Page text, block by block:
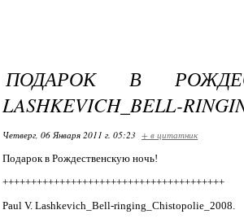
ПОДАРОК В
LASHKEVICH_BELL-
Четверг, 06 Января 2011 г. 05:23 + в цитатник
Подарок в Рождественскую ночь!
+++++++++++++++++++++++++++++++++++++++
Paul V. Lashkevich_Bell-ringing_Chistopolie_2008.